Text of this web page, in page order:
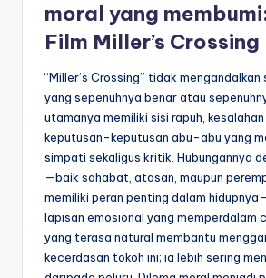
moral yang
Film Miller’s Crossing
“Miller’s Crossing” tidak
yang sepenuhnya benar atau
utamanya memiliki sisi rapuh,
keputusan-keputusan abu-abu yang
simpati sekaligus kritik. Hubungannya
—baik sahabat, atasan, maupun
memiliki peran penting dalam
lapisan emosional yang memperdalam
yang terasa natural membantu
kecerdasan tokoh ini; ia lebih sering